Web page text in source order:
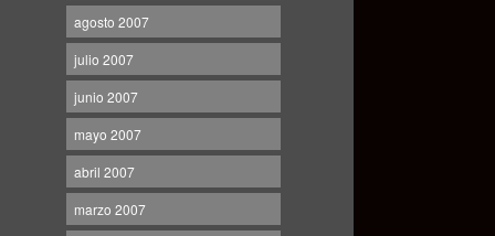
agosto 2007
julio 2007
junio 2007
mayo 2007
abril 2007
marzo 2007